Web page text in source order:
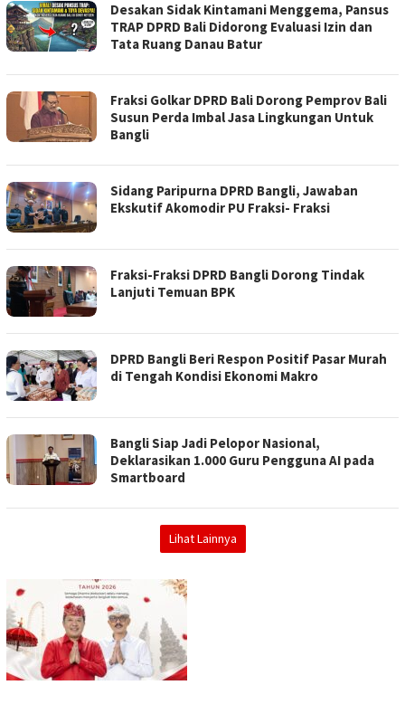
Desakan Sidak Kintamani Menggema, Pansus
TRAP DPRD Bali Didorong Evaluasi Izin dan
Tata Ruang Danau Batur
Fraksi Golkar DPRD Bali Dorong Pemprov Bali
Susun Perda Imbal Jasa Lingkungan Untuk
Bangli
Sidang Paripurna DPRD Bangli, Jawaban
Ekskutif Akomodir PU Fraksi- Fraksi
Fraksi-Fraksi DPRD Bangli Dorong Tindak
Lanjuti Temuan BPK
DPRD Bangli Beri Respon Positif Pasar Murah
di Tengah Kondisi Ekonomi Makro
Bangli Siap Jadi Pelopor Nasional,
Deklarasikan 1.000 Guru Pengguna AI pada
Smartboard
Lihat Lainnya